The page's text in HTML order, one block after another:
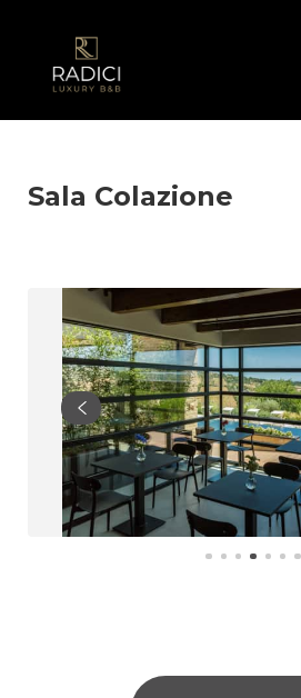
Suites
Dans les environs du
Les secrets de
RESERVE TA
Promo
Sala Colazione